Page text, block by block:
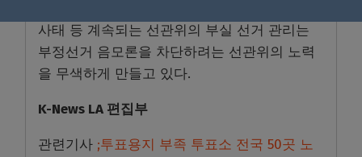
사태 등 계속되는 선관위의 부실 선거 관리는
부정선거 음모론을 차단하려는 선관위의 노력
을 무색하게 만들고 있다.
K-News LA 편집부
관련기사 ;투표용지 부족 투표소 전국 50곳 노